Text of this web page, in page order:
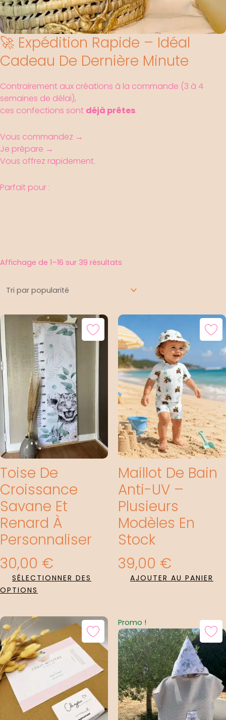
🚀 Expédition Rapide – Idéal
Cadeau De Dernière Minute
Contrairement aux créations à la commande (3 à 4
semaines de délai),
ces confections sont déjà prêtes.
Vous commandez →
Je prépare →
Vous offrez rapidement.
Parfait pour :
Affichage de 1–16 sur 39 résultats
popularité
Toise De
Croissance
Savane Et
Renard À
Personnaliser
30,00 €
SÉLECTIONNER DES
OPTIONS
Maillot De Bain
Anti-UV –
Plusieurs
Modèles En
Stock
39,00 €
AJOUTER AU PANIER
Promo !
Le
Prix
Initial
Était :
40,00 €.
Le
Prix
Actuel
Est :
30,00